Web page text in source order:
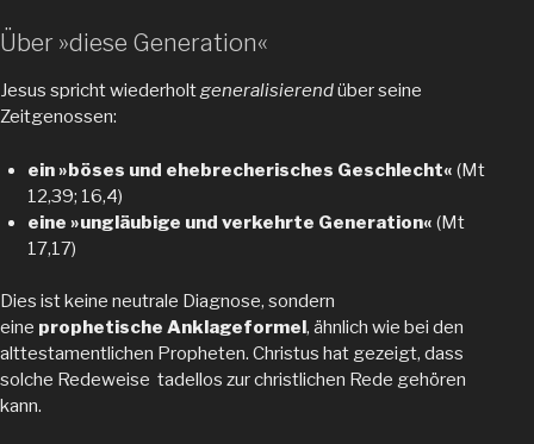
Über »diese Generation«
Jesus spricht wiederholtgeneralisierendüber seine
Zeitgenossen:
ein »böses und ehebrecherisches Geschlecht« (Mt
12,39; 16,4)
eine »ungläubige und verkehrte Generation« (Mt
17,17)
Dies ist keine neutrale Diagnose, sondern
eine prophetische Anklageformel , ähnlich wie bei den
alttestamentlichen Propheten. Christus hat gezeigt, dass
solche Redeweise tadellos zur christlichen Rede gehören
kann.